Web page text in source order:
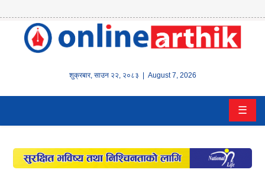
शुक्रबार, साउन २२, २०८३ | August 7, 2026
होम
वित्त
इन्स्योरेन्स
☰